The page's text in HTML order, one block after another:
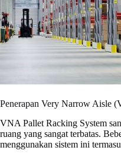
Penerapan Very Narrow Aisle
VNA Pallet Racking System
ruang yang sangat terbatas.
menggunakan sistem ini